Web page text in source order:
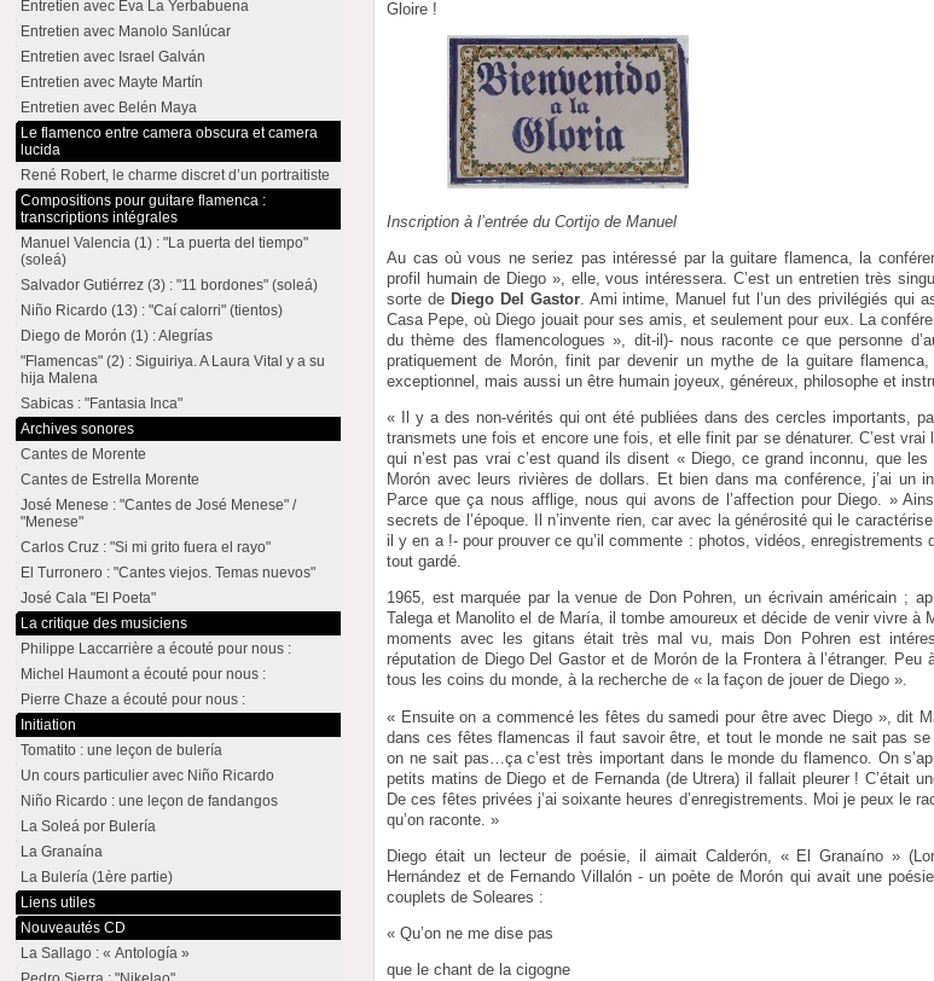
Gloire !
Inscription à l’entrée du Cortijo de Manuel
Au cas où vous ne seriez pas intéressé par la guitare flamenca, la
profil humain de Diego », elle, vous intéressera. C’est un entretien très
sorte de Diego Del Gastor. Ami intime, Manuel fut l’un des privilégiés qui
Casa Pepe, où Diego jouait pour ses amis, et seulement pour eux. La
du thème des flamencologues », dit-il)- nous raconte ce que personne
pratiquement de Morón, finit par devenir un mythe de la guitare
exceptionnel, mais aussi un être humain joyeux, généreux, philosophe et
« Il y a des non-vérités qui ont été publiées dans des cercles importants,
transmets une fois et encore une fois, et elle finit par se dénaturer. C’est
qui n’est pas vrai c’est quand ils disent « Diego, ce grand inconnu, que
Morón avec leurs rivières de dollars. Et bien dans ma conférence, j’ai un
Parce que ça nous afflige, nous qui avons de l’affection pour Diego. »
secrets de l’époque. Il n’invente rien, car avec la générosité qui le
il y en a !- pour prouver ce qu’il commente : photos, vidéos,
tout gardé.
1965, est marquée par la venue de Don Pohren, un écrivain américain ;
Talega et Manolito el de María, il tombe amoureux et décide de venir vivre à
moments avec les gitans était très mal vu, mais Don Pohren est
réputation de Diego Del Gastor et de Morón de la Frontera à l’étranger.
tous les coins du monde, à la recherche de « la façon de jouer de Diego ».
« Ensuite on a commencé les fêtes du samedi pour être avec Diego », dit
dans ces fêtes flamencas il faut savoir être, et tout le monde ne sait pas
on ne sait pas…ça c’est très important dans le monde du flamenco. On
petits matins de Diego et de Fernanda (de Utrera) il fallait pleurer ! C’était
De ces fêtes privées j’ai soixante heures d’enregistrements. Moi je peux le
qu’on raconte. »
Diego était un lecteur de poésie, il aimait Calderón, « El Granaíno »
Hernández et de Fernando Villalón - un poète de Morón qui avait une
couplets de Soleares :
« Qu’on ne me dise pas
que le chant de la cigogne
Entretien avec Eva La Yerbabuena
Entretien avec Manolo Sanlúcar
Entretien avec Israel Galván
Entretien avec Mayte Martín
Entretien avec Belén Maya
Le flamenco entre camera obscura et camera
lucida
René Robert, le charme discret d’un portraitiste
Compositions pour guitare flamenca :
transcriptions intégrales
Manuel Valencia (1) : "La puerta del tiempo"
(soleá)
Salvador Gutiérrez (3) : "11 bordones" (soleá)
Niño Ricardo (13) : "Caí calorri" (tientos)
Diego de Morón (1) : Alegrías
"Flamencas" (2) : Siguiriya. A Laura Vital y a su
hija Malena
Sabicas : "Fantasia Inca"
Archives sonores
Cantes de Morente
Cantes de Estrella Morente
José Menese : "Cantes de José Menese" /
"Menese"
Carlos Cruz : "Si mi grito fuera el rayo"
El Turronero : "Cantes viejos. Temas nuevos"
José Cala "El Poeta"
La critique des musiciens
Philippe Laccarrière a écouté pour nous :
Michel Haumont a écouté pour nous :
Pierre Chaze a écouté pour nous :
Initiation
Tomatito : une leçon de bulería
Un cours particulier avec Niño Ricardo
Niño Ricardo : une leçon de fandangos
La Soleá por Bulería
La Granaína
La Bulería (1ère partie)
Liens utiles
Nouveautés CD
La Sallago : « Antología »